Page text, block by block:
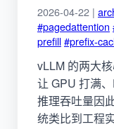
2026-04-22 |
#pagedattention
prefill#prefix-
vLLM 的两大
让 GPU 打满
推理吞吐量因
统类比到工程